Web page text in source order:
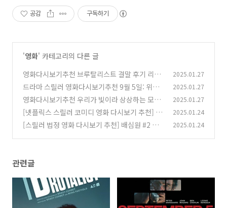
공감 구독하기
'영화' 카테고리의 다른 글
영화다시보기추천 브루탈리스트 결말 후기 리뷰
- 호평과 혹평
(0)
2025.01.27
드라마 스릴러 영화다시보기추천 9월 5일: 위험
한 특종 결말 후기 리뷰 - 호평과 혹평 (0)
2025.01.27
영화다시보기추천 우리가 빛이라 상상하는 모든
것 결말 후기 리뷰 - 호평과 혹평
(0)
2025.01.27
[넷플릭스 스릴러 코미디 영화 다시보기 추천] 왓
츠 인사이드 줄거리 결말 리뷰 등장인물
(0)
2025.01.24
[스릴러 법정 영화 다시보기 추천] 배심원 #2 줄
2025.01.24
관련글